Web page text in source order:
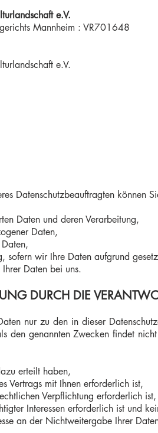
e.V.
Mannheim : VR701648
e.V.
Datenschutzbeauftragten können
Daten und deren Verarbeitung,
Daten,
sofern wir Ihre Daten aufgrund
Daten bei uns.
DURCH DIE
nur zu den in dieser
den genannten Zwecken findet
erteilt haben,
Vertrags mit Ihnen erforderlich ist,
Verpflichtung erforderlich ist,
Interessen erforderlich ist und
an der Nichtweitergabe Ihrer